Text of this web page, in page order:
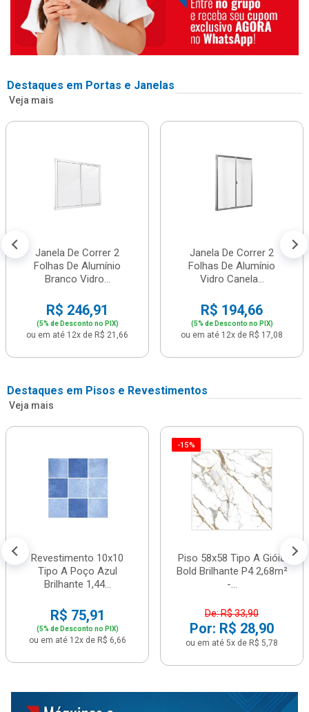
Destaques em Portas e Janelas
Veja mais
Janela De Correr 2
Folhas De Alumínio
Branco Vidro...
R$ 246,91
(5% de Desconto no PIX)
ou em até 12x de R$ 21,66
Janela De Correr 2
Folhas De Alumínio
Vidro Canela...
R$ 194,66
(5% de Desconto no PIX)
ou em até 12x de R$ 17,08
Destaques em Pisos e Revestimentos
Veja mais
Revestimento 10x10
Tipo A Poço Azul
Brilhante 1,44...
R$ 75,91
(5% de Desconto no PIX)
ou em até 12x de R$ 6,66
-15%
Piso 58x58 Tipo A Gióia
Bold Brilhante P4 2,68m²
-...
De: R$ 33,90
Por: R$ 28,90
ou em até 5x de R$ 5,78